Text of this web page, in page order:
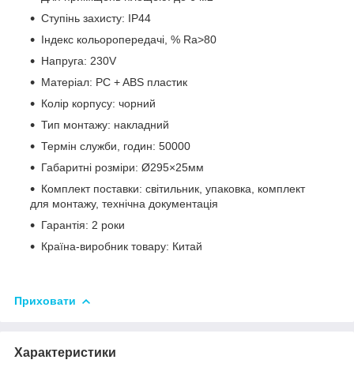
Ступінь захисту: IP44
Індекс кольоропередачі, % Ra>80
Напруга: 230V
Матеріал: PC + ABS пластик
Колір корпусу: чорний
Тип монтажу: накладний
Термін служби, годин: 50000
Габаритні розміри: Ø295×25мм
Комплект поставки: світильник, упаковка, комплект
для монтажу, технічна документація
Гарантія: 2 роки
Країна-виробник товару: Китай
Приховати
Характеристики